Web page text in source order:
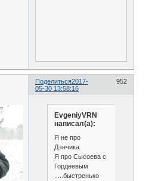
Поделиться 952
2017-
05-30 13:58:16
EvgeniyVRN
написал(а):
Я не про
Дэнчика.
Я про Сысоева с
Гордеевым
.....быстренько